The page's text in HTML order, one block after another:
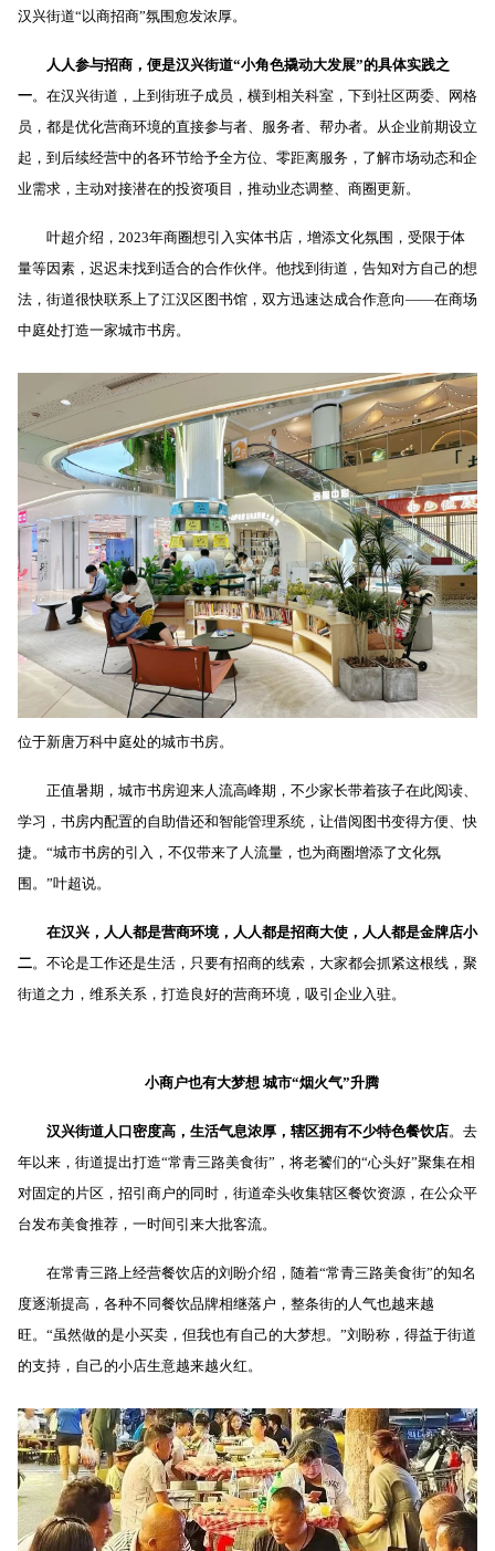
汉兴街道“以商招商”氛围愈发浓厚。
人人参与招商，便是汉兴街道“小角色撬动大发展”的具体实践之
一。在汉兴街道，上到街班子成员，横到相关科室，下到社区两委、网格
员，都是优化营商环境的直接参与者、服务者、帮办者。从企业前期设立
起，到后续经营中的各环节给予全方位、零距离服务，了解市场动态和企
业需求，主动对接潜在的投资项目，推动业态调整、商圈更新。
叶超介绍， 2023年商圈想引入实体书店，增添文化氛围，受限于体
量等因素，迟迟未找到适合的合作伙伴。他找到街道，告知对方自己的想
法，街道很快联系上了江汉区图书馆，双方迅速达成合作意向——在商场
中庭处打造一家城市书房。
位于新唐万科中庭处的城市书房。
正值暑期，城市书房迎来人流高峰期，不少家长带着孩子在此阅读、
学习，书房内配置的自助借还和智能管理系统，让借阅图书变得方便、快
捷。“城市书房的引入，不仅带来了人流量，也为商圈增添了文化氛
围。”叶超说。
在汉兴，人人都是营商环境， 人人都是招商大使，人人都是金牌店小
二。不论是工作还是生活，只要有招商的线索，大家都会抓紧这根线，聚
街道之力，维系关系，打造良好的营商环境，吸引企业入驻。
小商户也有大梦想 城市“烟火气”升腾
汉兴街道人口密度高，生活气息浓厚，辖区拥有不少特色餐饮店。去
年以来，街道提出打造“常青三路美食街”，将老饕们的“心头好”聚集在相
对固定的片区，招引商户的同时，街道牵头收集辖区餐饮资源，在公众平
台发布美食推荐，一时间引来大批客流。
在常青三路上经营餐饮店的刘盼介绍，随着“常青三路美食街”的知名
度逐渐提高，各种不同餐饮品牌相继落户，整条街的人气也越来越
旺。“虽然做的是小买卖，但我也有自己的大梦想。”刘盼称，得益于街道
的支持，自己的小店生意越来越火红。